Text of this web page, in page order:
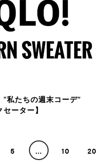
私たちの週末コーデ”
ーター】
5 … 10
20